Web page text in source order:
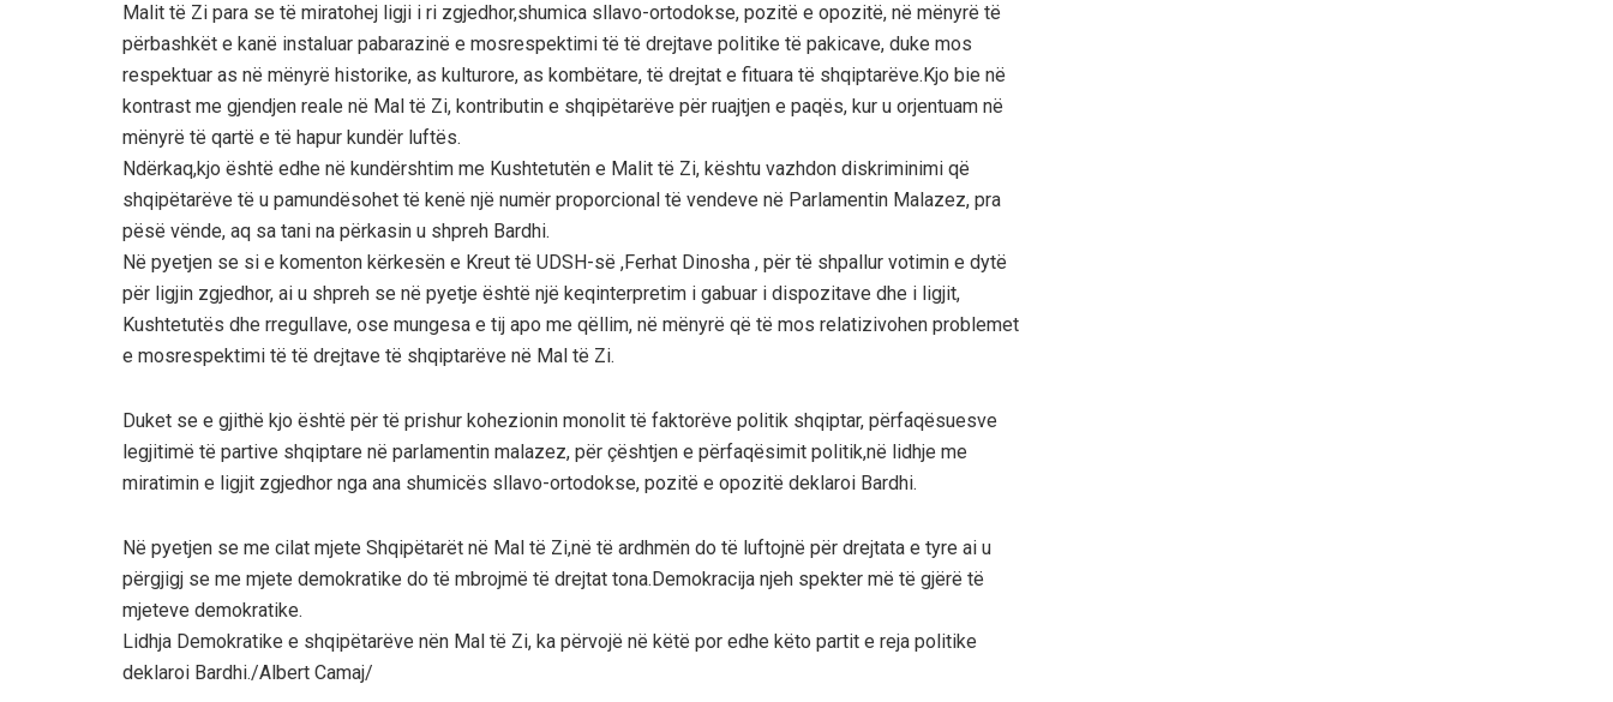
Malit të Zi para se të miratohej ligji i ri zgjedhor,shumica sllavo-ortodokse, pozitë e opozitë, në mënyrë të
përbashkët e kanë instaluar pabarazinë e mosrespektimi të të drejtave politike të pakicave, duke mos
respektuar as në mënyrë historike, as kulturore, as kombëtare, të drejtat e fituara të shqiptarëve.Kjo bie në
kontrast me gjendjen reale në Mal të Zi, kontributin e shqipëtarëve për ruajtjen e paqës, kur u orjentuam në
mënyrë të qartë e të hapur kundër luftës.
Ndërkaq,kjo është edhe në kundërshtim me Kushtetutën e Malit të Zi, kështu vazhdon diskriminimi që
shqipëtarëve të u pamundësohet të kenë një numër proporcional të vendeve në Parlamentin Malazez, pra
pësë vënde, aq sa tani na përkasin u shpreh Bardhi.
Në pyetjen se si e komenton kërkesën e Kreut të UDSH-së ,Ferhat Dinosha , për të shpallur votimin e dytë
për ligjin zgjedhor, ai u shpreh se në pyetje është një keqinterpretim i gabuar i dispozitave dhe i ligjit,
Kushtetutës dhe rregullave, ose mungesa e tij apo me qëllim, në mënyrë që të mos relatizivohen problemet
e mosrespektimi të të drejtave të shqiptarëve në Mal të Zi.
Duket se e gjithë kjo është për të prishur kohezionin monolit të faktorëve politik shqiptar, përfaqësuesve
legjitimë të partive shqiptare në parlamentin malazez, për çështjen e përfaqësimit politik,në lidhje me
miratimin e ligjit zgjedhor nga ana shumicës sllavo-ortodokse, pozitë e opozitë deklaroi Bardhi.
Në pyetjen se me cilat mjete Shqipëtarët në Mal të Zi,në të ardhmën do të luftojnë për drejtata e tyre ai u
përgjigj se me mjete demokratike do të mbrojmë të drejtat tona.Demokracija njeh spekter më të gjërë të
mjeteve demokratike.
Lidhja Demokratike e shqipëtarëve nën Mal të Zi, ka përvojë në këtë por edhe këto partit e reja politike
deklaroi Bardhi./Albert Camaj/